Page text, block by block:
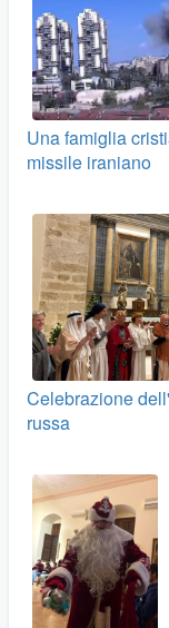
Una famiglia
missile iraniano
Celebrazione
russa